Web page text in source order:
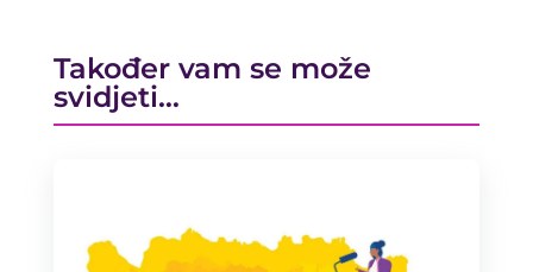
Također vam se može
svidjeti…